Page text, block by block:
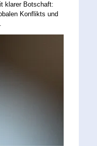
klarer Botschaft:
Konflikts und